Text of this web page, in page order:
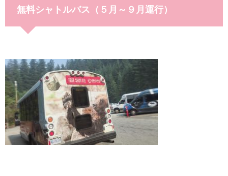
無料シャトルバス（５月～９月運行）